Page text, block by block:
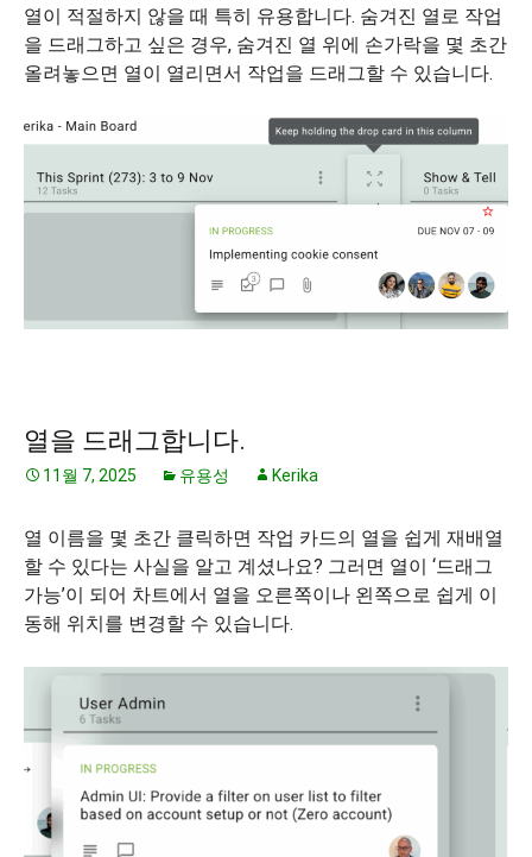
열이 적절하지 않을 때 특히 유용합니다. 숨겨진 열로 작업
을 드래그하고 싶은 경우, 숨겨진 열 위에 손가락을 몇 초간
올려놓으면 열이 열리면서 작업을 드래그할 수 있습니다.
열을 드래그합니다.
11월 7, 2025 유용성 Kerika
열 이름을 몇 초간 클릭하면 작업 카드의 열을 쉽게 재배열
할 수 있다는 사실을 알고 계셨나요? 그러면 열이 ‘드래그
가능’이 되어 차트에서 열을 오른쪽이나 왼쪽으로 쉽게 이
동해 위치를 변경할 수 있습니다.